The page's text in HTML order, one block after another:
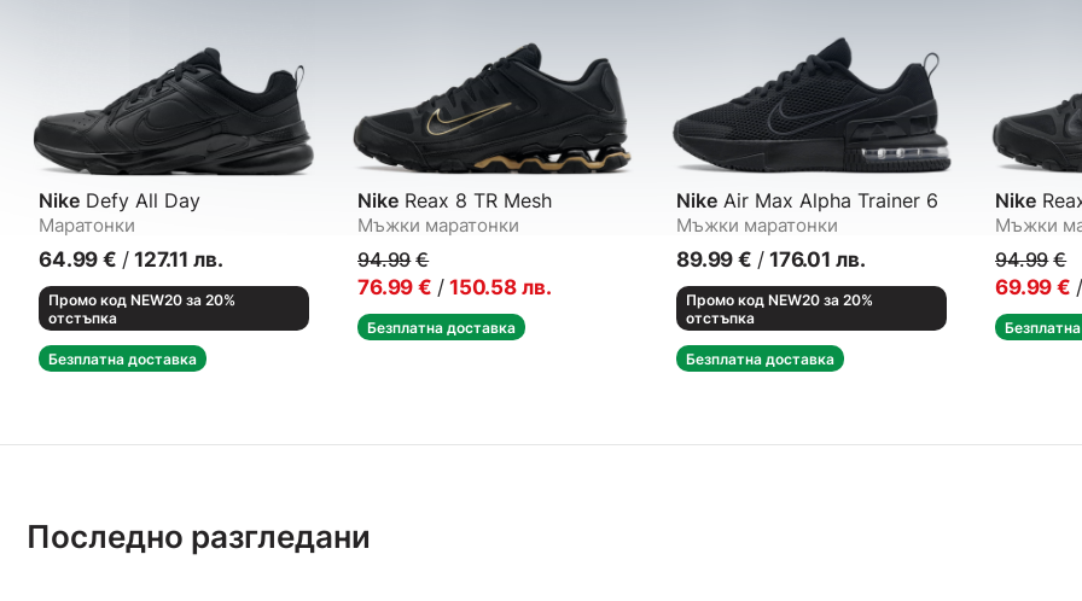
Nike Defy All Day
Маратонки
64.99 € / 127.11 лв.
Промо код NEW20 за 20%
отстъпка
Безплатна доставка
Nike Reax 8 TR Mesh
Мъжки маратонки
94.99 €
76.99 € / 150.58 лв.
Безплатна доставка
Nike Air Max Alpha Trainer 6
Мъжки маратонки
89.99 € / 176.01 лв.
Промо код NEW20 за 20%
отстъпка
Безплатна доставка
Nike
Мъжки
94.99 €
69.99 € /
Последно разгледани